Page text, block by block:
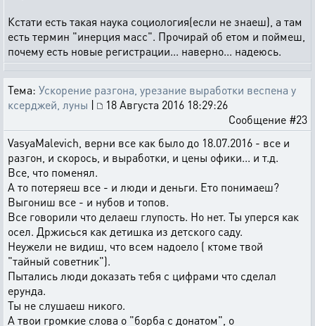
Кстати есть такая наука социология(если не знаеш), а там
есть термин "инерция масс". Прочирай об етом и поймеш,
почему есть новые регистрации... наверно... надеюсь.
Тема: Ускорение разгона, урезание выработки веспена у
ксерджей, луны |
18 Августа 2016 18:29:26
Сообщение #23
VasyaMalevich, верни все как было до 18.07.2016 - все и
разгон, и скорось, и выработки, и цены офики... и т.д.
Все, что поменял.
А то потеряеш все - и люди и деньги. Ето понимаеш?
Выгониш все - и нубов и топов.
Все говорили что делаеш глупость. Но нет. Ты уперся как
осел. Држисься как детишка из детского саду.
Неужели не видиш, что всем надоело ( ктоме твой
"тайный советник").
Пытались люди доказать тебя с цифрами что сделал
ерунда.
Ты не слушаеш никого.
А твои громкие слова о "борба с донатом", о